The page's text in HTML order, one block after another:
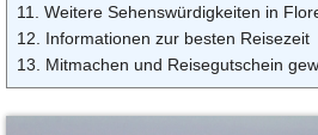
11. Weitere Sehenswürdigkeiten in
12. Informationen zur besten Reisezeit
13. Mitmachen und Reisegutschein